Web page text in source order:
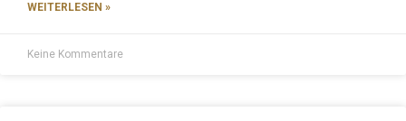
WEITERLESEN »
Keine Kommentare